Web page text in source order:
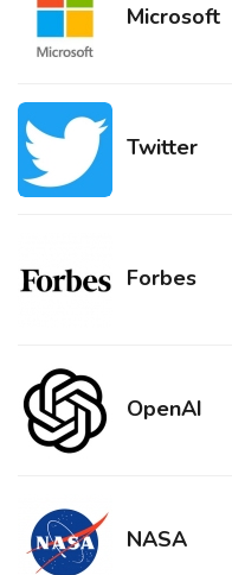
Microsoft
Twitter
Forbes
OpenAI
NASA